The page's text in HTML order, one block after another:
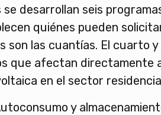
se desarrollan seis
quiénes pueden
son las cuantías. El cuarto
que afectan directamente
en el sector
y